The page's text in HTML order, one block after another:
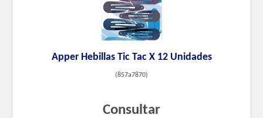
Apper Hebillas Tic Tac X 12 Unidades
(857a7870)
Consultar